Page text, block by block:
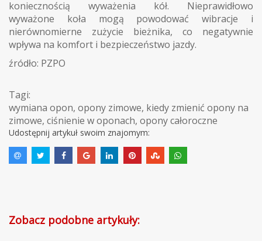
koniecznością wyważenia kół. Nieprawidłowo
wyważone koła mogą powodować wibracje i
nierównomierne zużycie bieżnika, co negatywnie
wpływa na komfort i bezpieczeństwo jazdy.
źródło: PZPO
Tagi:
wymiana opon, opony zimowe, kiedy zmienić opony na
zimowe, ciśnienie w oponach, opony całoroczne
Udostępnij artykuł swoim znajomym:
Zobacz podobne artykuły: